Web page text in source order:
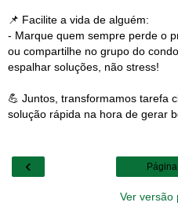
📌 Facilite a vida de alguém:
- Marque quem sempre perde o
ou compartilhe no grupo do
espalhar soluções, não stress!
💪 Juntos, transformamos tarefa
solução rápida na hora de gerar
‹
Ver versão